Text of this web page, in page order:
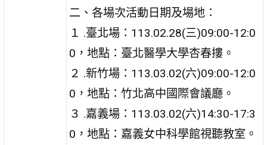
二、各場次活動日期及場地：
１ .臺北場：113.02.28(三)09:00-12:0
0，地點：臺北醫學大學杏春摟。
２ .新竹場：113.03.02(六)09:00-12:0
0，地點：竹北高中國際會議廳。
３ .嘉義場：113.03.02(六)14:30-17:3
0，地點：嘉義女中科學館視聽教室。